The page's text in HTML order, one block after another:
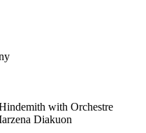
with Orchestre
Diakuon